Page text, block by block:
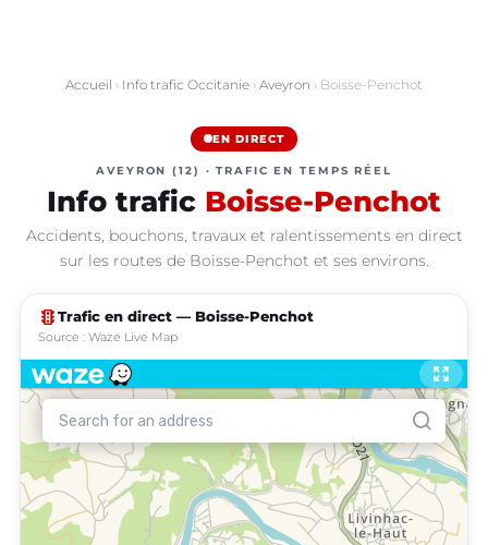
Accueil › Info trafic Occitanie › Aveyron › Boisse-Penchot
EN DIRECT
AVEYRON (12) · TRAFIC EN TEMPS RÉEL
Info trafic Boisse-Penchot
Accidents, bouchons, travaux et ralentissements en direct
sur les routes de Boisse-Penchot et ses environs.
traffic Trafic en direct — Boisse-Penchot
Source : Waze Live Map